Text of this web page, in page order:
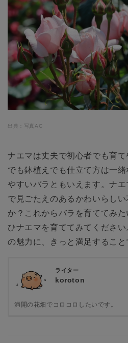
出典：写真AC
ナエマは丈夫で初心者でも育て
でも鉢植えでも仕立て方は一
やすいバラともいえます。ナ
で見ごたえのあるかわいらし
か？これからバラを育ててみ
ひナエマを育ててみてくださ
の魅力に、きっと満足すること
ライター
koroton
満開の花畑でコロコロしたいです。